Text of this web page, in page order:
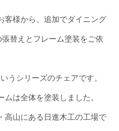
客様から、追加でダイニング
替えとフレーム塗装をご依
うシリーズのチェアです。
は全体を塗装しました。
高山にある日進木工の工場で